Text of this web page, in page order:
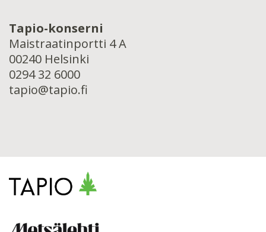
Tapio-konserni
Maistraatinportti 4 A
00240 Helsinki
0294 32 6000
tapio@tapio.fi